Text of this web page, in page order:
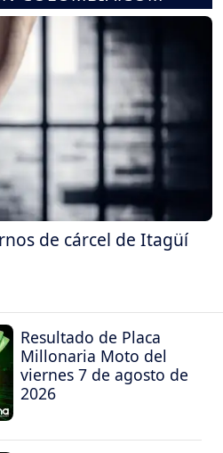
de cárcel de Itagüí
Resultado de Placa
Millonaria Moto del
viernes 7 de agosto de
2026